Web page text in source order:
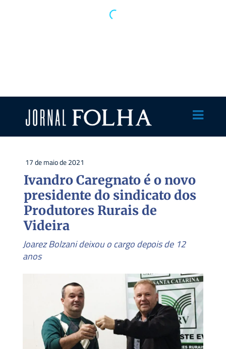
17 de maio de 2021
Ivandro Caregnato é o novo
presidente do sindicato dos
Produtores Rurais de
Videira
Joarez Bolzani deixou o cargo depois de 12
anos